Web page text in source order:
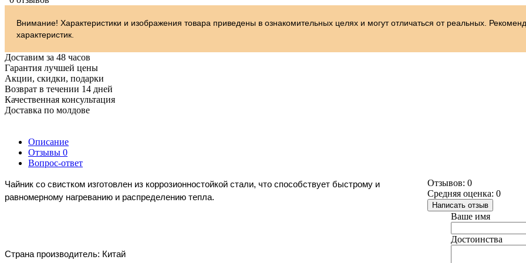
Внимание! Характеристики и изображения товара приведены в ознакомительных целях и могут отличаться от реальных.
характеристик.
Доставим за 48 часов
Гарантия лучшей цены
Акции, скидки, подарки
Возврат в течении 14 дней
Качественная консультация
Доставка по молдове
Описание
Отзывы 0
Вопрос-ответ
Чайник со свистком изготовлен из коррозионностойкой стали, что способствует быстрому и
равномерному нагреванию и распределению тепла.
Страна производитель: Китай
Отзывов: 0
Средняя оценка: 0
Написать отзыв
Ваше имя
Достоинства